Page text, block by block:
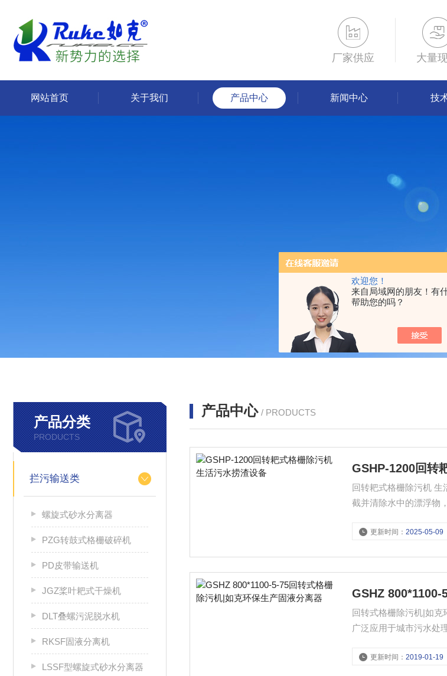
欢迎您！
来自局域网的朋友！有
帮助您的吗？
厂家供应 大量
网站首页 关于我们 产品中心 新闻中心 技
产品分类
PRODUCTS
拦污输送类
螺旋式砂水分离器
PZG转鼓式格栅破碎机
PD皮带输送机
JGZ桨叶耙式干燥机
DLT叠螺污泥脱水机
RKSF固液分离机
LSSF型螺旋式砂水分离器
产品中心 / PRODUCTS
GSHP-1200回转
回转耙式格栅除污机 生
截并清除水中的漂浮物
更新时间：2025-05-09
GSHZ 800*1100-
回转式格栅除污机|如克
广泛应用于城市污水处
更新时间：2019-01-19